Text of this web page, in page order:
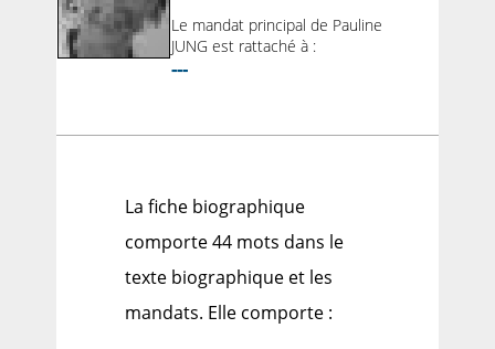
Le mandat principal de Pauline
JUNG est rattaché à :
---
La fiche biographique
comporte 44 mots dans le
texte biographique et les
mandats. Elle comporte :